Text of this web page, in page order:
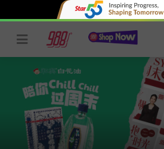
content